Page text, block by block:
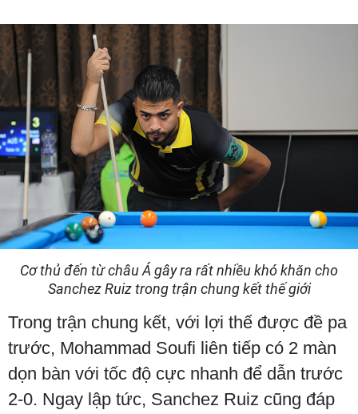
Cơ thủ đến từ châu Á gây ra rất nhiều khó khăn cho
Sanchez Ruiz trong trận chung kết thế giới
Trong trận chung kết, với lợi thế được đề pa
trước, Mohammad Soufi liên tiếp có 2 màn
dọn bàn với tốc độ cực nhanh để dẫn trước
2-0. Ngay lập tức, Sanchez Ruiz cũng đáp